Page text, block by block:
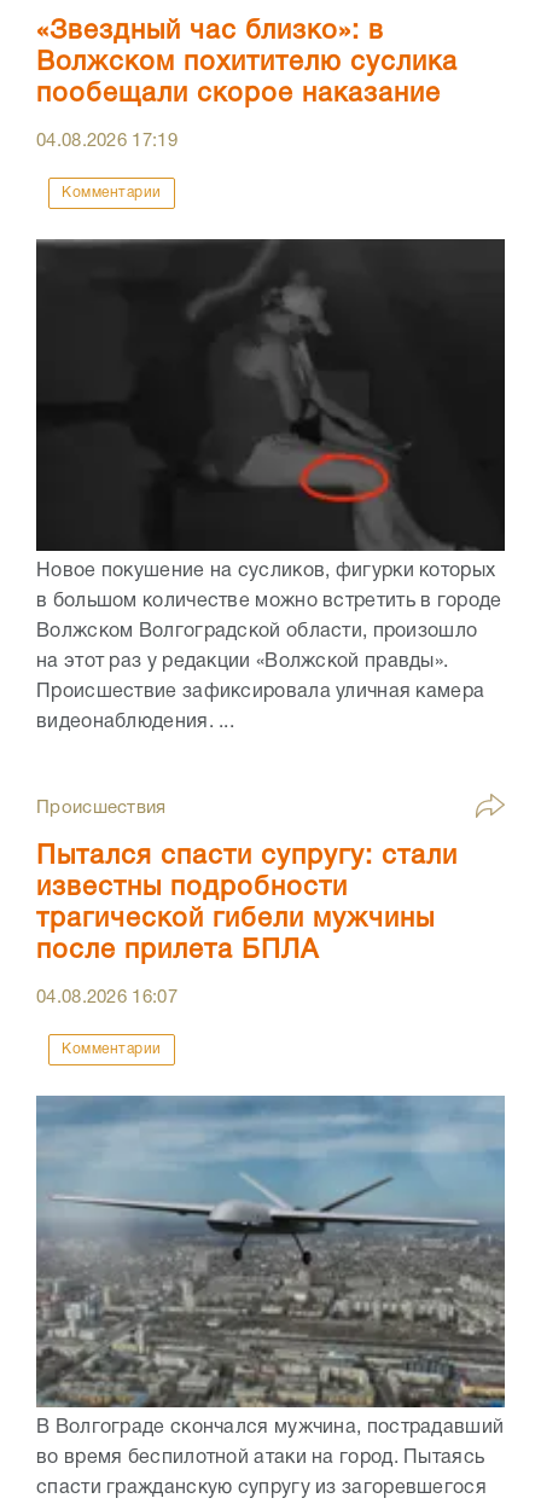
«Звездный час близко»: в
Волжском похитителю суслика
пообещали скорое наказание
04.08.2026 17:19
Комментарии
Новое покушение на сусликов, фигурки которых
в большом количестве можно встретить в городе
Волжском Волгоградской области, произошло
на этот раз у редакции «Волжской правды».
Происшествие зафиксировала уличная камера
видеонаблюдения. ...
Происшествия
Пытался спасти супругу: стали
известны подробности
трагической гибели мужчины
после прилета БПЛА
04.08.2026 16:07
Комментарии
В Волгограде скончался мужчина, пострадавший
во время беспилотной атаки на город. Пытаясь
спасти гражданскую супругу из загоревшегося